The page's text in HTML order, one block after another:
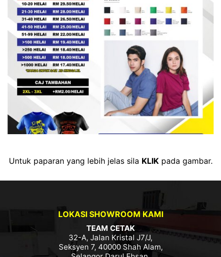
Untuk paparan yang lebih jelas sila KLIKpada gambar.
LOKASI SHOWROOM KAMI
TEAM CETAK
32-A, Jalan Kristal J7/J,
Seksyen 7, 40000 Shah Alam,